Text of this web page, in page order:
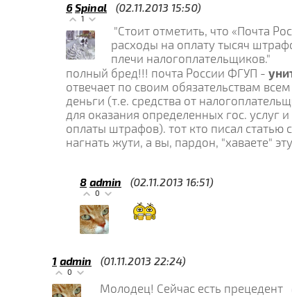
6 Spinal (02.11.2013 15:50)
1
"Стоит отметить, что «Почта
расходы на оплату тысяч
плечи налогоплательщиков."
полный бред!!! почта России ФГУП -
отвечает по своим обязательствам
деньги (т.е. средства от
для оказания определенных гос. услуг
оплаты штрафов). тот кто писал статью
нагнать жути, а вы, пардон, "хаваете"
8 admin (02.11.2013 16:51)
0
1 admin (01.11.2013 22:24)
0
Молодец! Сейчас есть прецедент